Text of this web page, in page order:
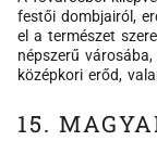
festői dombjairól,
el a természet
népszerű
középkori erőd,
15.